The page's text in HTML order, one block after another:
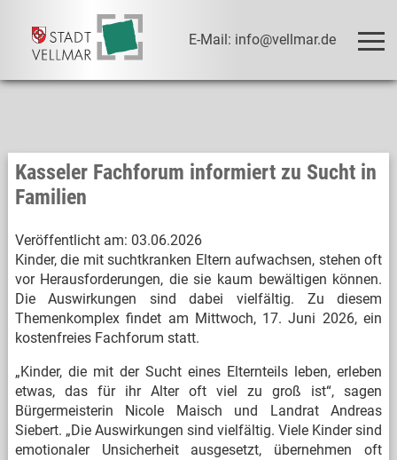
E-Mail: info@vellmar.de
Kasseler Fachforum informiert zu Sucht in
Familien
Veröffentlicht am: 03.06.2026
Kinder, die mit suchtkranken Eltern aufwachsen, stehen oft
vor Herausforderungen, die sie kaum bewältigen können.
Die Auswirkungen sind dabei vielfältig. Zu diesem
Themenkomplex findet am Mittwoch, 17. Juni 2026, ein
kostenfreies Fachforum statt.
„Kinder, die mit der Sucht eines Elternteils leben, erleben
etwas, das für ihr Alter oft viel zu groß ist“, sagen
Bürgermeisterin Nicole Maisch und Landrat Andreas
Siebert. „Die Auswirkungen sind vielfältig. Viele Kinder sind
emotionaler Unsicherheit ausgesetzt, übernehmen oft